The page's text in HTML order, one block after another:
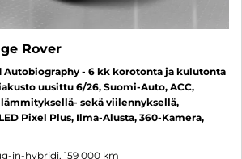
Rover
Autobiography - 6 kk korotonta ja kulutonta
uusittu 6/26, Suomi-Auto, ACC,
sekä viilennyksellä,
Pixel Plus, Ilma-Alusta, 360-Kamera,
in-hybridi, 159 000 km